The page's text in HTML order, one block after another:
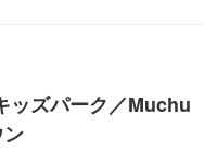
ッズパーク／Muchu